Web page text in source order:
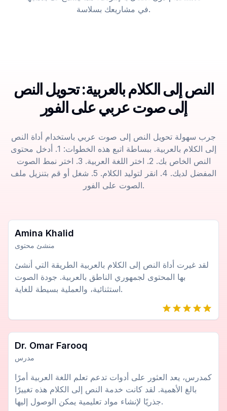
في مشاريعك بسلاسة.
النص إلى الكلام بالعربية: تحويل النص
إلى صوت عربي على الفور
جرب سهولة تحويل النص إلى صوت عربي باستخدام أداة النص
إلى الكلام بالعربية. ببساطة اتبع هذه الخطوات: 1. أدخل محتوى
النص الخاص بك. 2. اختر اللغة العربية. 3. اختر نمط الصوت
المفضل لديك. 4. انقر لتوليد الكلام. 5. شغل أو قم بتنزيل ملف
الصوت على الفور.
Amina Khalid
منشئ محتوى
لقد غيرت أداة النص إلى الكلام بالعربية الطريقة التي أنشئ
بها المحتوى لجمهوري الناطق بالعربية. جودة الصوت
استثنائية، والعملية بسيطة للغاية.
Dr. Omar Farooq
مدرس
كمدرس، يعد العثور على أدوات تدعم تعلم اللغة العربية أمرًا
بالغ الأهمية. لقد كانت خدمة النص إلى الكلام هذه تغييرًا
جذريًا لإنشاء مواد تعليمية يمكن الوصول إليها.